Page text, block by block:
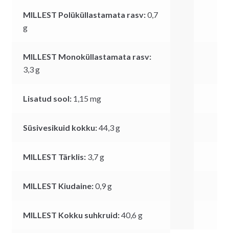
MILLEST Polüküllastamata rasv:0,7
g
MILLEST Monoküllastamata rasv:
3,3g
Lisatud sool: 1,15 mg
Süsivesikuid kokku:44,3g
MILLEST Tärklis: 3,7g
MILLEST Kiudaine:0,9g
MILLEST Kokku suhkruid:40,6 g